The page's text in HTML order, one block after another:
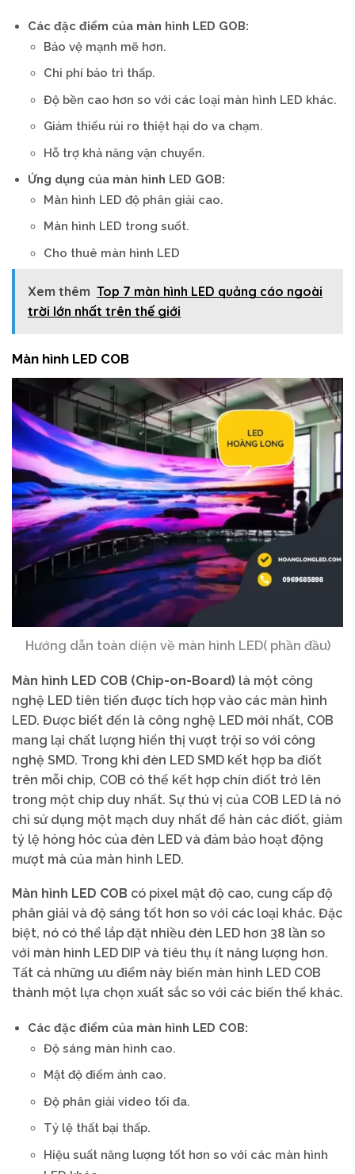
Các đặc điểm của màn hình LED GOB:
Bảo vệ mạnh mẽ hơn.
Chi phí bảo trì thấp.
Độ bền cao hơn so với các loại màn hình LED khác.
Giảm thiểu rủi ro thiệt hại do va chạm.
Hỗ trợ khả năng vận chuyển.
Ứng dụng của màn hình LED GOB:
Màn hình LED độ phân giải cao.
Màn hình LED trong suốt.
Cho thuê màn hình LED
Xem thêm Top 7 màn hình LED quảng cáo ngoài
trời lớn nhất trên thế giới
Màn hình LED COB
Hướng dẫn toàn diện về màn hình LED( phần đầu)
Màn hình LED COB (Chip-on-Board) là một công
nghệ LED tiên tiến được tích hợp vào các màn hình
LED. Được biết đến là công nghệ LED mới nhất, COB
mang lại chất lượng hiển thị vượt trội so với công
nghệ SMD. Trong khi đèn LED SMD kết hợp ba điốt
trên mỗi chip, COB có thể kết hợp chín điốt trở lên
trong một chip duy nhất. Sự thú vị của COB LED là nó
chỉ sử dụng một mạch duy nhất để hàn các điốt, giảm
tỷ lệ hỏng hóc của đèn LED và đảm bảo hoạt động
mượt mà của màn hình LED.
Màn hình LED COB có pixel mật độ cao, cung cấp độ
phân giải và độ sáng tốt hơn so với các loại khác. Đặc
biệt, nó có thể lắp đặt nhiều đèn LED hơn 38 lần so
với màn hình LED DIP và tiêu thụ ít năng lượng hơn.
Tất cả những ưu điểm này biến màn hình LED COB
thành một lựa chọn xuất sắc so với các biến thể khác.
Các đặc điểm của màn hình LED COB:
Độ sáng màn hình cao.
Mật độ điểm ảnh cao.
Độ phân giải video tối đa.
Tỷ lệ thất bại thấp.
Hiệu suất năng lượng tốt hơn so với các màn hình